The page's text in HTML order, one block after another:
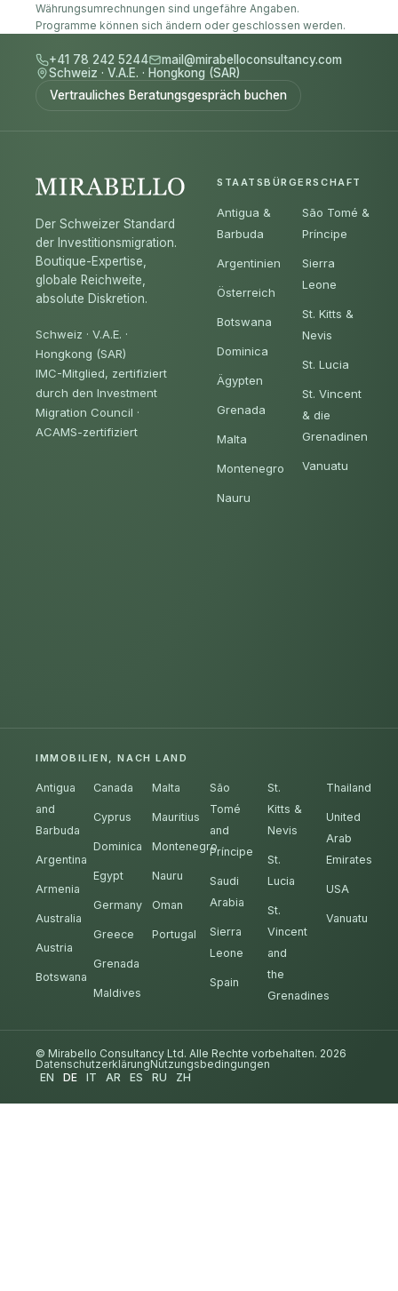
Währungsumrechnungen sind ungefähre Angaben.
Programme können sich ändern oder geschlossen werden.
+41 78 242 5244
mail@mirabelloconsultancy.com
Schweiz · V.A.E. · Hongkong (SAR)
Vertrauliches Beratungsgespräch buchen
Der Schweizer Standard
der Investitionsmigration.
Boutique-Expertise,
globale Reichweite,
absolute Diskretion.
Schweiz · V.A.E. ·
Hongkong (SAR)
IMC-Mitglied, zertifiziert
durch den Investment
Migration Council ·
ACAMS-zertifiziert
STAATSBÜRGERSCHAFT
Antigua &
Barbuda
Argentinien
Österreich
Botswana
Dominica
Ägypten
Grenada
Malta
Montenegro
Nauru
São Tomé &
Príncipe
Sierra
Leone
St. Kitts &
Nevis
St. Lucia
St. Vincent
& die
Grenadinen
Vanuatu
IMMOBILIEN, NACH LAND
Antigua
and
Barbuda
Argentina
Armenia
Australia
Austria
Botswana
Canada
Cyprus
Dominica
Egypt
Germany
Greece
Grenada
Maldives
Malta
Mauritius
Montenegro
Nauru
Oman
Portugal
São
Tomé
and
Príncipe
Saudi
Arabia
Sierra
Leone
Spain
St.
Kitts &
Nevis
St.
Lucia
St.
Vincent
and
the
Grenadines
Thailand
United
Arab
Emirates
USA
Vanuatu
© Mirabello Consultancy Ltd. Alle Rechte vorbehalten. 2026
DatenschutzerklärungNutzungsbedingungen
EN
DE IT AR ES RU ZH